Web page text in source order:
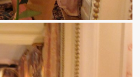
detaillee.
20 decembre 2019 a La
2019 pour l expo "La fabrique
(realise et compose par